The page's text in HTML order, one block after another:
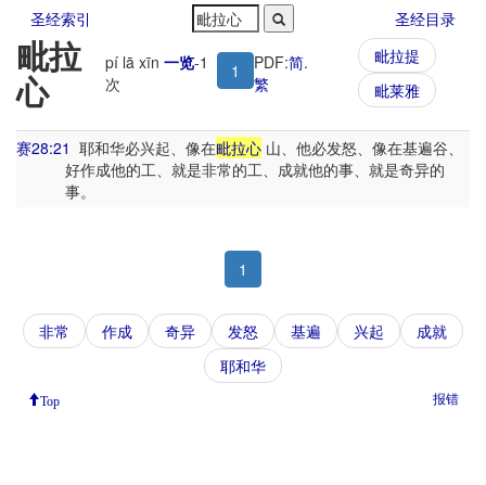
圣经索引 圣经目录
毗拉
心
pí lā xīn 一览-1
次
1 PDF:简.
繁
毗拉提
毗莱雅
赛28:21 耶和华必兴起、像在毗拉心 山、他必发怒、像在基遍谷、
好作成他的工、就是非常的工、成就他的事、就是奇异的
事。
1
非常 作成 奇异 发怒 基遍 兴起
成就
耶和华
Top 报错